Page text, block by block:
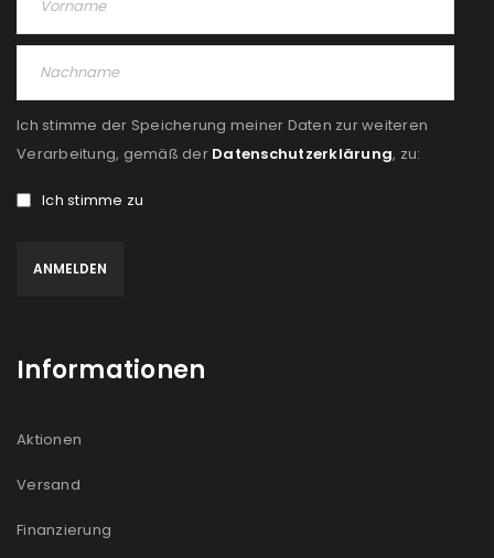
Ich stimme der Speicherung meiner Daten zur weiteren
Verarbeitung, gemäß der Datenschutzerklärung, zu:
Ich stimme zu
Informationen
Aktionen
Versand
Finanzierung